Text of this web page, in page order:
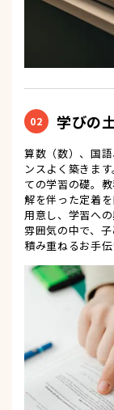
02 学びの
算数（数）、国
ンスよく築きま
ての学習の礎。
解を伴った定着
用意し、学習へ
雰囲気の中で、
積み重ねるお手伝